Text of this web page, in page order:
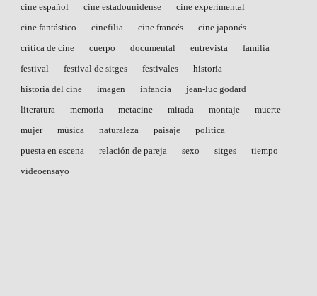
cine español
cine estadounidense
cine experimental
cine fantástico
cinefilia cine francés
cine japonés
crítica de cine
cuerpo documental entrevista
familia
festival
festival de sitges festivales
historia
historia del cine
imagen infancia
jean-luc godard
literatura
memoria metacine mirada montaje
muerte
mujer
música naturaleza paisaje
política
puesta en escena
relación de pareja sexo sitges
tiempo
videoensayo